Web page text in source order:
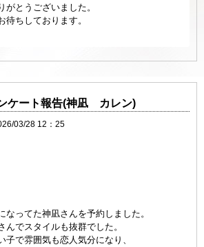
がとうございました。
待ちしております。
ケート報告(神凪 カレン)
03/28 12：25
なってた神凪さんを予約しました。
んでスタイルも抜群でした。
子で雰囲気も恋人気分になり、